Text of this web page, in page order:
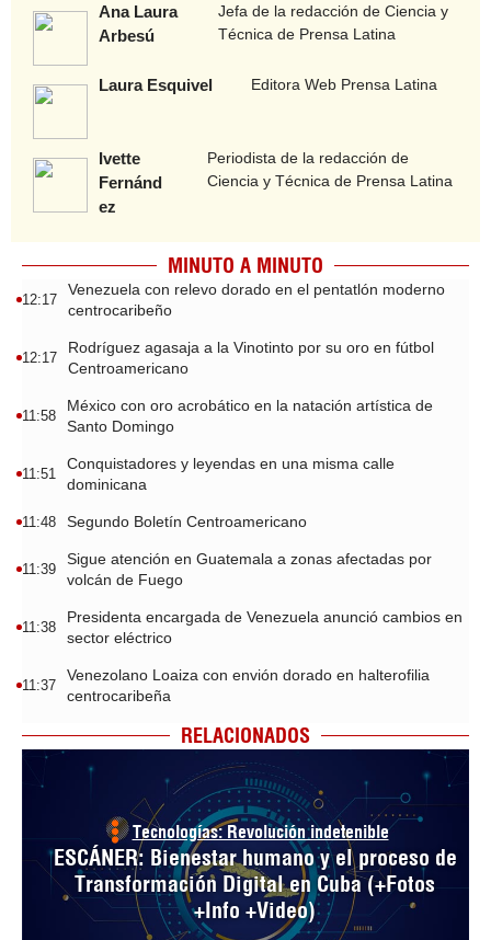
Ana Laura
Arbesú
Jefa de la redacción de Ciencia y
Técnica de Prensa Latina
Laura Esquivel Editora Web Prensa Latina
Ivette
Fernánd
ez
Periodista de la redacción de
Ciencia y Técnica de Prensa Latina
MINUTO A MINUTO
12:17
Venezuela con relevo dorado en el pentatlón moderno
centrocaribeño
12:17
Rodríguez agasaja a la Vinotinto por su oro en fútbol
Centroamericano
11:58
México con oro acrobático en la natación artística de
Santo Domingo
11:51
Conquistadores y leyendas en una misma calle
dominicana
11:48 Segundo Boletín Centroamericano
11:39
Sigue atención en Guatemala a zonas afectadas por
volcán de Fuego
11:38
Presidenta encargada de Venezuela anunció cambios en
sector eléctrico
11:37
Venezolano Loaiza con envión dorado en halterofilia
centrocaribeña
RELACIONADOS
Tecnologías: Revolución indetenible
ESCÁNER: Bienestar humano y el proceso de
Transformación Digital en Cuba (+Fotos
+Info +Video)